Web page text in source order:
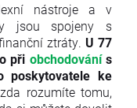
nástroje a v
jsou spojeny s
ztráty. U 77
při obchodovánís
poskytovatele ke
rozumíte tomu,